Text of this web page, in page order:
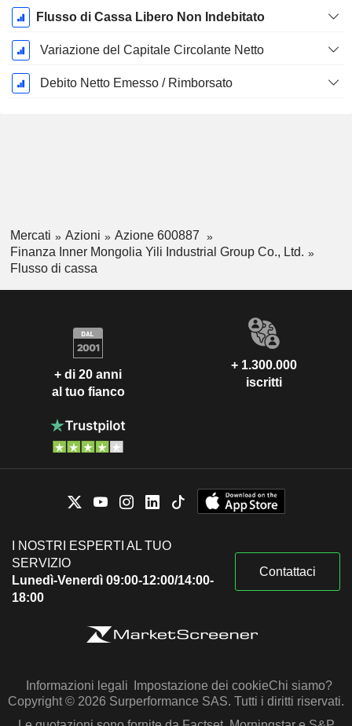
Flusso di Cassa Libero Non Indebitato
Variazione del Capitale Circolante Netto
Debito Netto Emesso / Rimborsato
Mercati Azioni
Azione 600887
Finanza Inner Mongolia Yili Industrial Group Co., Ltd.
Flusso di cassa
+ di 20 anni
al tuo fianco
+ 1.300.000
iscritti
I NOSTRI ESPERTI AL TUO
SERVIZIO
Lunedì-Venerdì 09:00-12:00/14:00-
18:00
Contattaci
Informazioni legali Impostazione dei cookieChi siamo?
Copyright © 2026 Surperformance SAS. Tutti i diritti riservati.